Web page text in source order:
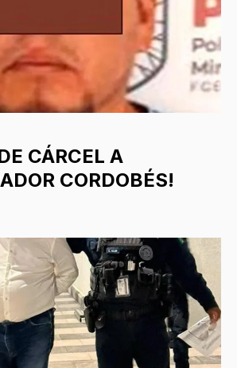
CÁRCEL A
CORDOBÉS!